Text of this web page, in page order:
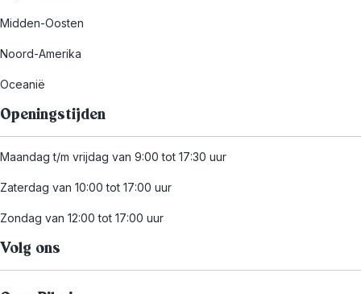
Midden-Oosten
Noord-Amerika
Oceanië
Openingstijden
Maandag t/m vrijdag van 9:00 tot 17:30 uur
Zaterdag van 10:00 tot 17:00 uur
Zondag van 12:00 tot 17:00 uur
Volg ons